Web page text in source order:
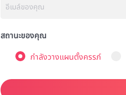
สถานะของคุณ
กำลังวางแผนตั้งครรภ์